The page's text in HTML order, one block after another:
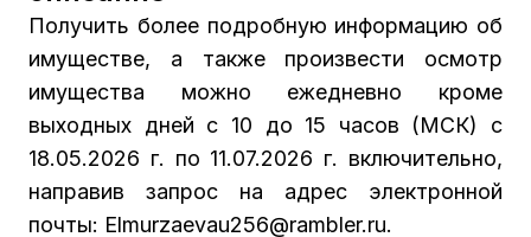
Получить более подробную информацию об
имуществе, а также произвести осмотр
имущества можно ежедневно кроме
выходных дней с 10 до 15 часов (МСК) с
18.05.2026 г. по 11.07.2026 г. включительно,
направив запрос на адрес электронной
почты: Elmurzaevau256@rambler.ru.